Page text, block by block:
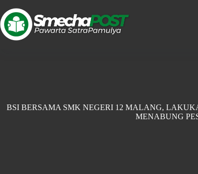
BSI BERSAMA SMK NEGERI 12 MALANG,
MENABUNG